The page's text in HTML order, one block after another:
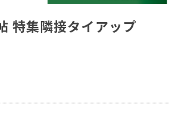
特集隣接タイアップ